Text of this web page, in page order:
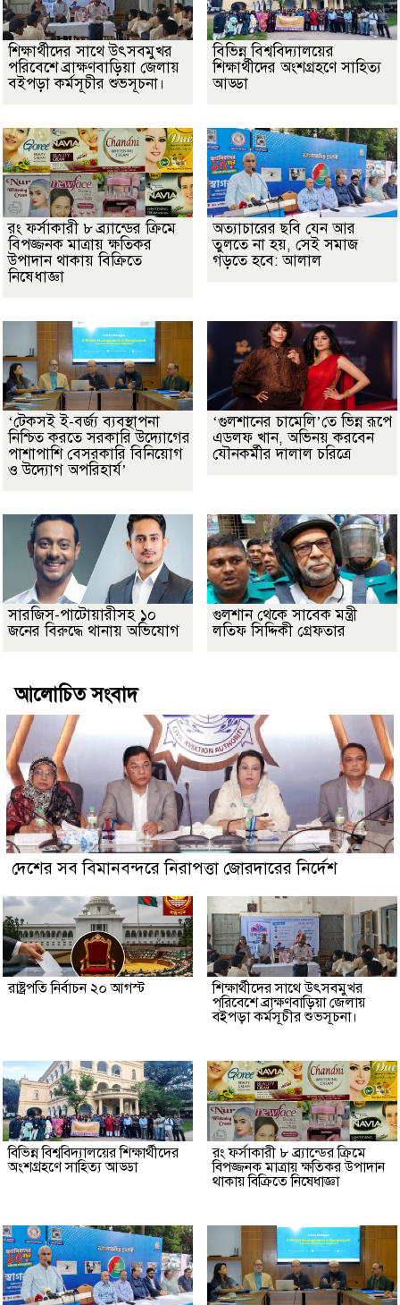
শিক্ষার্থীদের সাথে উৎসবমুখর
পরিবেশে ব্রাক্ষণবাড়িয়া জেলায়
বইপড়া কর্মসূচীর শুভসূচনা।
বিভিন্ন বিশ্ববিদ্যালয়ের
শিক্ষার্থীদের অংশগ্রহণে সাহিত্য
আড্ডা
রং ফর্সাকারী ৮ ব্র্যান্ডের ক্রিমে
বিপজ্জনক মাত্রায় ক্ষতিকর
উপাদান থাকায় বিক্রিতে
নিষেধাজ্ঞা
অত্যাচারের ছবি যেন আর
তুলতে না হয়, সেই সমাজ
গড়তে হবে: আলাল
‘টেকসই ই-বর্জ্য ব্যবস্থাপনা
নিশ্চিত করতে সরকারি উদ্যোগের
পাশাপাশি বেসরকারি বিনিয়োগ
ও উদ্যোগ অপরিহার্য’
‘গুলশানের চামেলি’তে ভিন্ন রূপে
এডলফ খান, অভিনয় করবেন
যৌনকর্মীর দালাল চরিত্রে
সারজিস-পাটোয়ারীসহ ১০
জনের বিরুদ্ধে থানায় অভিযোগ
গুলশান থেকে সাবেক মন্ত্রী
লতিফ সিদ্দিকী গ্রেফতার
আলোচিত সংবাদ
দেশের সব বিমানবন্দরে নিরাপত্তা জোরদারের নির্দেশ
রাষ্ট্রপতি নির্বাচন ২০ আগস্ট
শিক্ষার্থীদের সাথে উৎসবমুখর
পরিবেশে ব্রাক্ষণবাড়িয়া জেলায়
বইপড়া কর্মসূচীর শুভসূচনা।
বিভিন্ন বিশ্ববিদ্যালয়ের শিক্ষার্থীদের
অংশগ্রহণে সাহিত্য আড্ডা
রং ফর্সাকারী ৮ ব্র্যান্ডের ক্রিমে
বিপজ্জনক মাত্রায় ক্ষতিকর উপাদান
থাকায় বিক্রিতে নিষেধাজ্ঞা